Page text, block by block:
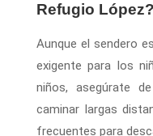
Refugio López?
Aunque el sendero
exigente para los
niños, asegúrate
caminar largas
frecuentes para